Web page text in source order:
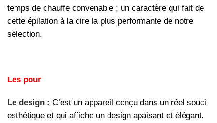
temps de chauffe convenable ; un caractère qui fait de
cette épilation à la cire la plus performante de notre
sélection.
Les pour
Le design : C’est un appareil conçu dans un réel souci
esthétique et qui affiche un design apaisant et élégant.